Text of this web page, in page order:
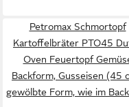
Petromax Schmortopf
Kartoffelbräter PTO45
Oven Feuertopf
Backform, Gusseisen (45
gewölbte Form, wie im